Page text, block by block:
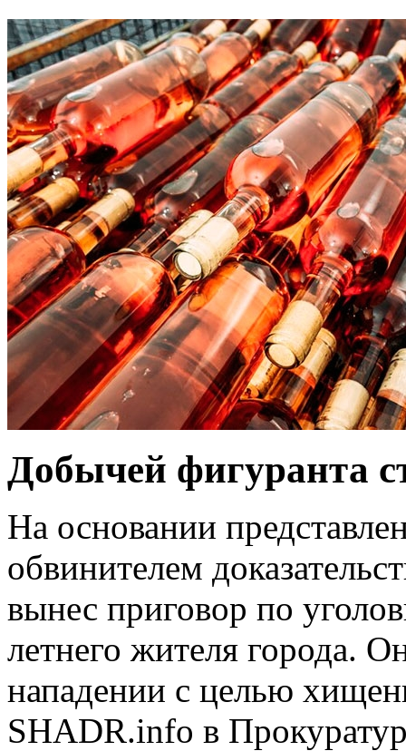
Добычей фигуранта
На основании
обвинителем
вынес приговор по
летнего жителя города.
нападении с целью
SHADR.info в